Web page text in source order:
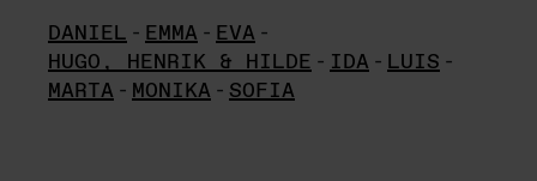
DANIEL - EMMA - EVA -
HUGO, HENRIK & HILDE - IDA - LUIS -
MARTA - MONIKA - SOFIA